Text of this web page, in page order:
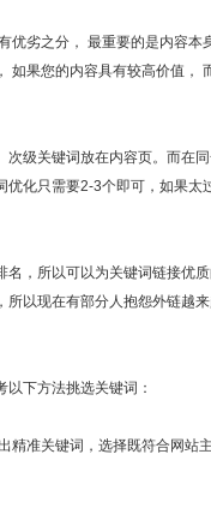
优劣之分， 最重要的是内容本
如果您的内容具有较高价值，
级关键词放在内容页。而在
化只需要2-3个即可，如果太
，所以可以为关键词链接优
以现在有部分人抱怨外链越来
下方法挑选关键词：
精准关键词，选择既符合网站